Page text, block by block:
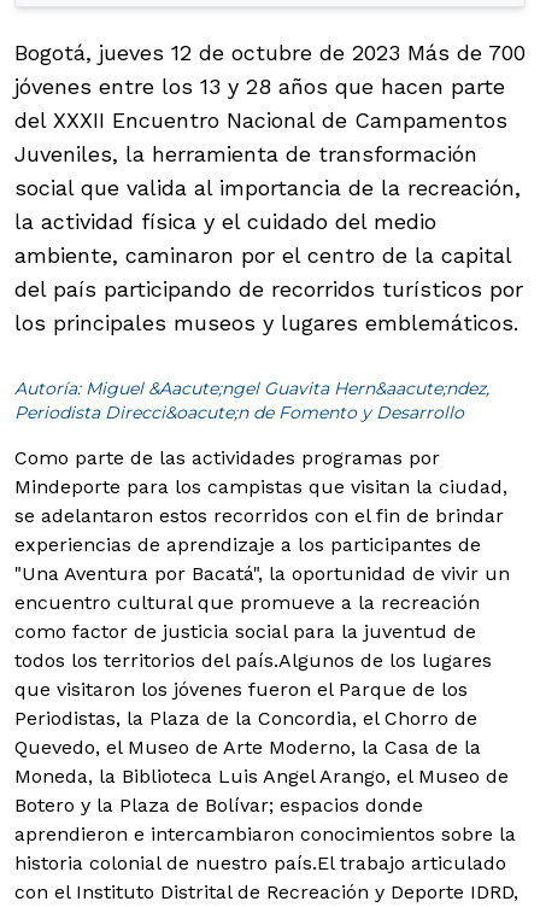
Bogotá, jueves 12 de octubre de 2023 Más de 700
jóvenes entre los 13 y 28 años que hacen parte
del XXXII Encuentro Nacional de Campamentos
Juveniles, la herramienta de transformación
social que valida al importancia de la recreación,
la actividad física y el cuidado del medio
ambiente, caminaron por el centro de la capital
del país participando de recorridos turísticos por
los principales museos y lugares emblemáticos.
Autoría: Miguel &Aacute;ngel Guavita Hern&aacute;ndez,
Periodista Direcci&oacute;n de Fomento y Desarrollo
Como parte de las actividades programas por
Mindeporte para los campistas que visitan la ciudad,
se adelantaron estos recorridos con el fin de brindar
experiencias de aprendizaje a los participantes de
"Una Aventura por Bacatá", la oportunidad de vivir un
encuentro cultural que promueve a la recreación
como factor de justicia social para la juventud de
todos los territorios del país.Algunos de los lugares
que visitaron los jóvenes fueron el Parque de los
Periodistas, la Plaza de la Concordia, el Chorro de
Quevedo, el Museo de Arte Moderno, la Casa de la
Moneda, la Biblioteca Luis Angel Arango, el Museo de
Botero y la Plaza de Bolívar; espacios donde
aprendieron e intercambiaron conocimientos sobre la
historia colonial de nuestro país.El trabajo articulado
con el Instituto Distrital de Recreación y Deporte IDRD,